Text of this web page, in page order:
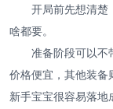
开局前先想清楚
啥都要。
准备阶段可以
价格便宜，其他装备
新手宝宝很容易落